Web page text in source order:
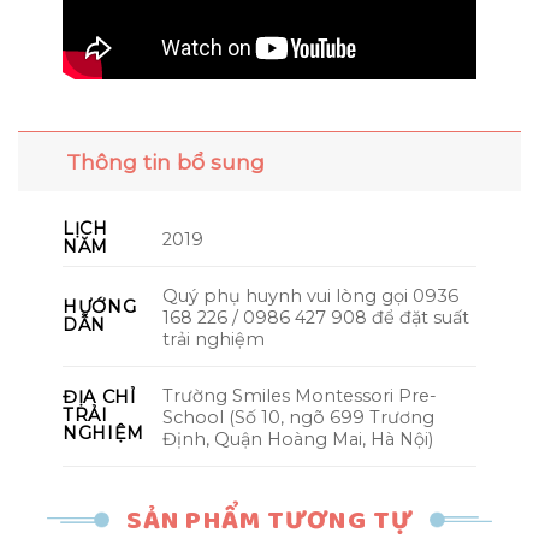
Thông tin bổ sung
LỊCH
NĂM
2019
HƯỚNG
DẪN
Quý phụ huynh vui lòng gọi 0936
168 226 / 0986 427 908 để đặt suất
trải nghiệm
ĐỊA CHỈ
TRẢI
NGHIỆM
Trường Smiles Montessori Pre-
School (Số 10, ngõ 699 Trương
Định, Quận Hoàng Mai, Hà Nội)
SẢN PHẨM TƯƠNG TỰ